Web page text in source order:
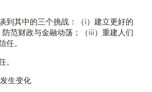
到其中的三个挑战：（i）建立更好的
范财政与金融动荡；（iii）重建人们
。
生变化